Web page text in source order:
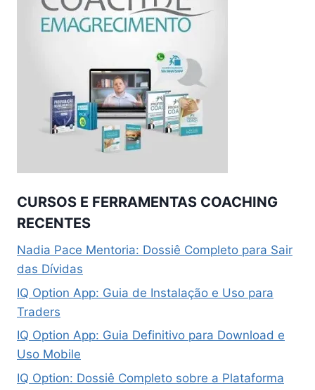
CURSOS E FERRAMENTAS COACHING
RECENTES
Nadia Pace Mentoria: Dossiê Completo para Sair
das Dívidas
IQ Option App: Guia de Instalação e Uso para
Traders
IQ Option App: Guia Definitivo para Download e
Uso Mobile
IQ Option: Dossiê Completo sobre a Plataforma